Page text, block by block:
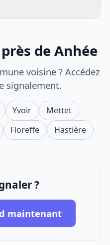
de Anhée
voisine ? Accédez
signalement.
Yvoir
Mettet
Floreffe Hastière
?
maintenant